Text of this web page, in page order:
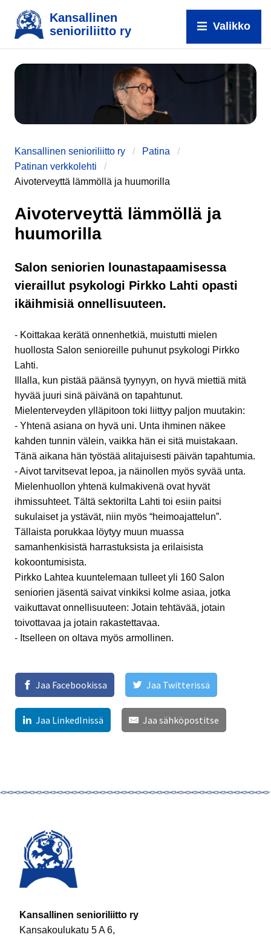
Kansallinen
senioriliitto ry
Valikko
Kansallinen senioriliitto ry
Patina
Patinan verkkolehti
Aivoterveyttä lämmöllä ja huumorilla
Aivoterveyttä lämmöllä ja
huumorilla
Salon seniorien lounastapaamisessa
vieraillut psykologi Pirkko Lahti opasti
ikäihmisiä onnellisuuteen.
- Koittakaa kerätä onnenhetkiä, muistutti mielen
huollosta Salon senioreille puhunut psykologi Pirkko
Lahti.
Illalla, kun pistää päänsä tyynyyn, on hyvä miettiä mitä
hyvää juuri sinä päivänä on tapahtunut.
Mielenterveyden ylläpitoon toki liittyy paljon muutakin:
- Yhtenä asiana on hyvä uni. Unta ihminen näkee
kahden tunnin välein, vaikka hän ei sitä muistakaan.
Tänä aikana hän työstää alitajuisesti päivän tapahtumia.
- Aivot tarvitsevat lepoa, ja näinollen myös syvää unta.
Mielenhuollon yhtenä kulmakivenä ovat hyvät
ihmissuhteet. Tältä sektorilta Lahti toi esiin paitsi
sukulaiset ja ystävät, niin myös “heimoajattelun”.
Tällaista porukkaa löytyy muun muassa
samanhenkisistä harrastuksista ja erilaisista
kokoontumisista.
Pirkko Lahtea kuuntelemaan tulleet yli 160 Salon
seniorien jäsentä saivat vinkiksi kolme asiaa, jotka
vaikuttavat onnellisuuteen: Jotain tehtävää, jotain
toivottavaa ja jotain rakastettavaa.
- Itselleen on oltava myös armollinen.
Jaa Facebookissa Jaa Twitterissä
Jaa LinkedInissä Jaa sähköpostitse
Kansallinen senioriliitto ry
Kansakoulukatu 5 A 6,